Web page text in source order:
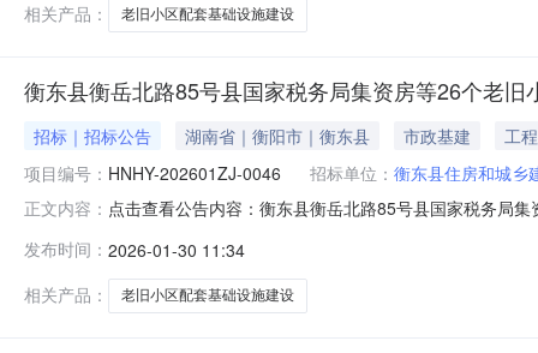
相关产品：
老旧小区配套基础设施建设
衡东县衡岳北路85号县国家税务局集资房等26个老
招标｜招标公告 湖南省｜衡阳市｜衡东县 市政基建
工程
项目编号： HNHY-202601ZJ-0046 招标单位： 衡东县住房和城乡
正文内容： 点击查看公告内容：衡东县衡岳北路85号县国家税务局
发布时间： 2026-01-30 11:34
相关产品：
老旧小区配套基础设施建设